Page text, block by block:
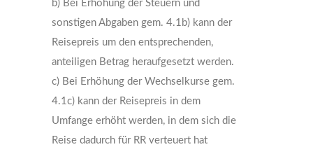
b) Bei Erhöhung der Steuern und
sonstigen Abgaben gem. 4.1b) kann der
Reisepreis um den entsprechenden,
anteiligen Betrag heraufgesetzt werden.
c) Bei Erhöhung der Wechselkurse gem.
4.1c) kann der Reisepreis in dem
Umfange erhöht werden, in dem sich die
Reise dadurch für RR verteuert hat